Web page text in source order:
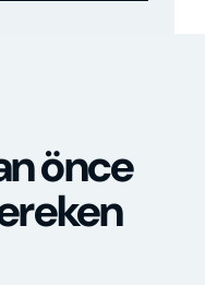
önce